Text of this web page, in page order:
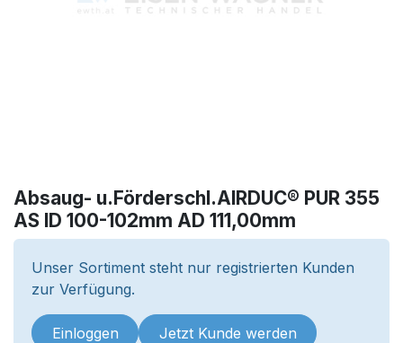
Absaug- u.Förderschl.AIRDUC® PUR 355
AS ID 100-102mm AD 111,00mm
Unser Sortiment steht nur registrierten Kunden
zur Verfügung.
Einloggen Jetzt Kunde werden